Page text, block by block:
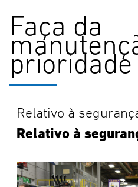
Faça da
prioridade
Relativo à
Relativo à